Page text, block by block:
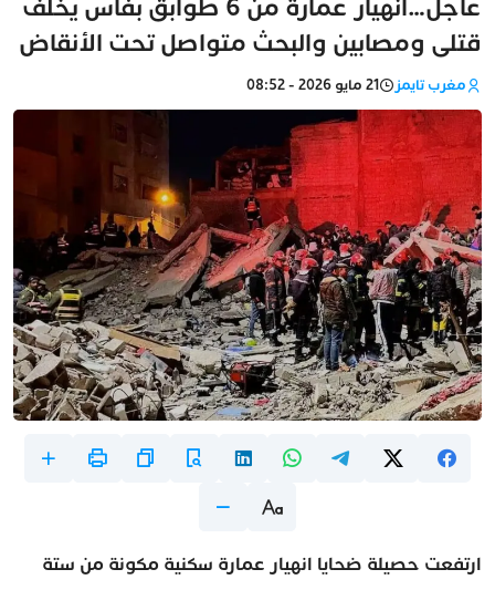
عاجل…انهيار عمارة من 6 طوابق بفاس يخلف
قتلى ومصابين والبحث متواصل تحت الأنقاض
مغرب تايمز 21 مايو 2026 - 08:52
ارتفعت حصيلة ضحايا انهيار عمارة سكنية مكونة من ستة